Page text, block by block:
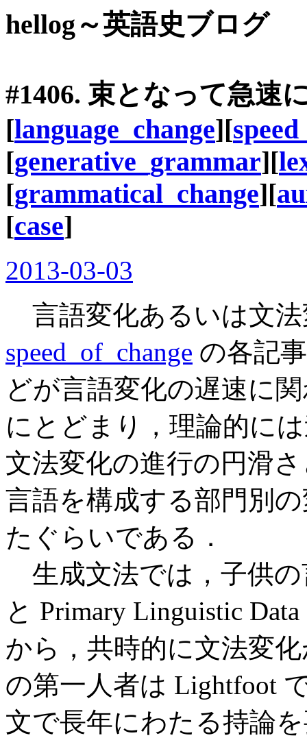
hellog～英語史ブログ
#1406. 束となって急速
[language_change][
[generative_grammar][
[grammatical_change][
[case]
2013-03-03
言語変化あるいは文
speed_of_change の各記
どが言語変化の遅速に
にとどまり，理論的に
文法変化の進行の円滑
言語を構成する部門別
たぐらいである．
生成文法では，子供
と Primary Linguistic
から，共時的に文法変
の第一人者は Lightfoot
文で長年にわたる持論